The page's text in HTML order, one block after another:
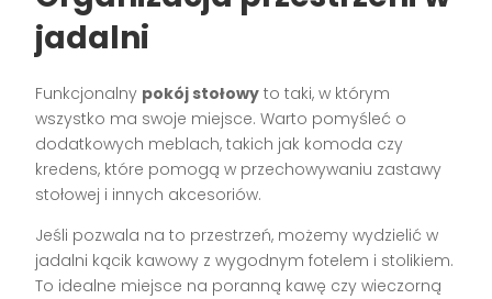
jadalni
Funkcjonalny pokój stołowy to taki, w którym
wszystko ma swoje miejsce. Warto pomyśleć o
dodatkowych meblach, takich jak komoda czy
kredens, które pomogą w przechowywaniu zastawy
stołowej i innych akcesoriów.
Jeśli pozwala na to przestrzeń, możemy wydzielić w
jadalni kącik kawowy z wygodnym fotelem i stolikiem.
To idealne miejsce na poranną kawę czy wieczorną